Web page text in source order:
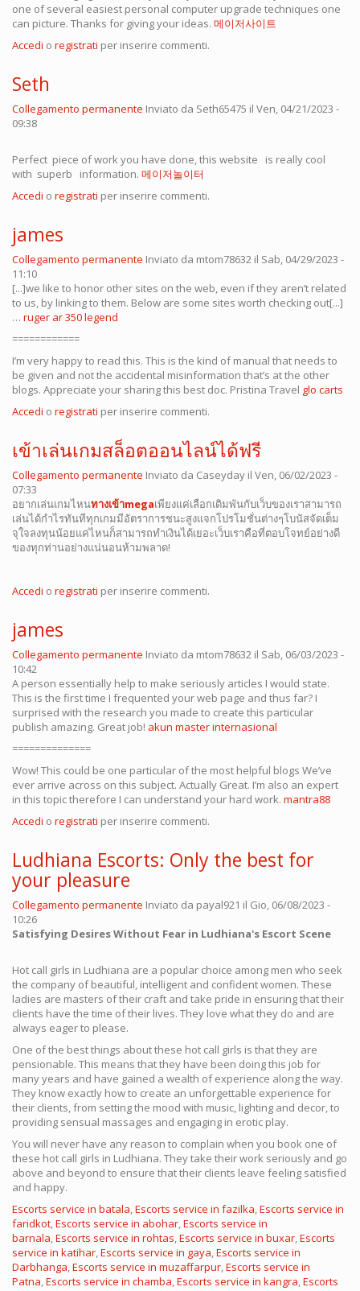
one of several easiest personal computer upgrade techniques one
can picture. Thanks for giving your ideas. 메이저사이트
Accedi o registrati per inserire commenti.
Seth
Collegamento permanente Inviato da Seth65475 il Ven, 04/21/2023 -
09:38
Perfect piece of work you have done, this website is really cool
with superb information. 메이저놀이터
Accedi o registrati per inserire commenti.
james
Collegamento permanente Inviato da mtom78632 il Sab, 04/29/2023 -
11:10
[...]we like to honor other sites on the web, even if they aren’t related
to us, by linking to them. Below are some sites worth checking out[...]
… ruger ar 350 legend
============
I’m very happy to read this. This is the kind of manual that needs to
be given and not the accidental misinformation that’s at the other
blogs. Appreciate your sharing this best doc. Pristina Travel glo carts
Accedi o registrati per inserire commenti.
เข้าเล่นเกมสล็อตออนไลน์ได้ฟรี
Collegamento permanente Inviato da Caseyday il Ven, 06/02/2023 -
07:33
อยากเล่นเกมไหนทางเข้าmegaเพียงแค่เลือกเดิมพันกับเว็บของเราสามารถ
เล่นได้กำไรทันทีทุกเกมมีอัตราการชนะสูงแจกโปรโมชั่นต่างๆโบนัสจัดเต็ม
จุใจลงทุนน้อยแค่ไหนก็สามารถทำเงินได้เยอะเว็บเราคือที่ตอบโจทย์อย่างดี
ของทุกท่านอย่างแน่นอนห้ามพลาด!
Accedi o registrati per inserire commenti.
james
Collegamento permanente Inviato da mtom78632 il Sab, 06/03/2023 -
10:42
A person essentially help to make seriously articles I would state.
This is the first time I frequented your web page and thus far? I
surprised with the research you made to create this particular
publish amazing. Great job! akun master internasional
==============
Wow! This could be one particular of the most helpful blogs We’ve
ever arrive across on this subject. Actually Great. I’m also an expert
in this topic therefore I can understand your hard work. mantra88
Accedi o registrati per inserire commenti.
Ludhiana Escorts: Only the best for
your pleasure
Collegamento permanente Inviato da payal921 il Gio, 06/08/2023 -
10:26
Satisfying Desires Without Fear in Ludhiana's Escort Scene
Hot call girls in Ludhiana are a popular choice among men who seek
the company of beautiful, intelligent and confident women. These
ladies are masters of their craft and take pride in ensuring that their
clients have the time of their lives. They love what they do and are
always eager to please.
One of the best things about these hot call girls is that they are
pensionable. This means that they have been doing this job for
many years and have gained a wealth of experience along the way.
They know exactly how to create an unforgettable experience for
their clients, from setting the mood with music, lighting and decor, to
providing sensual massages and engaging in erotic play.
You will never have any reason to complain when you book one of
these hot call girls in Ludhiana. They take their work seriously and go
above and beyond to ensure that their clients leave feeling satisfied
and happy.
Escorts service in batala,Escorts service in fazilka,Escorts service in
faridkot,Escorts service in abohar,Escorts service in
barnala,Escorts service in rohtas,Escorts service in buxar,Escorts
service in katihar,Escorts service in gaya,Escorts service in
Darbhanga,Escorts service in muzaffarpur,Escorts service in
Patna,Escorts service in chamba,Escorts service in kangra,Escorts